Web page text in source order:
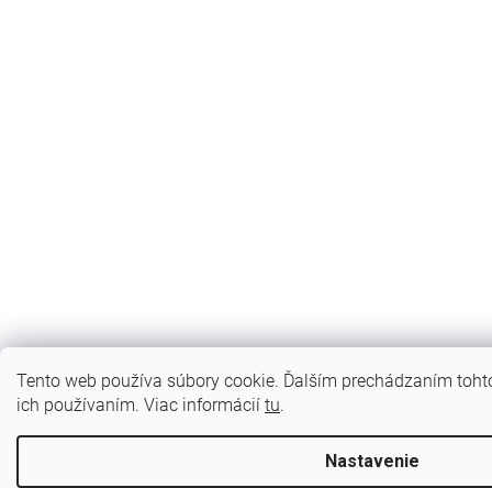
Tento web používa súbory cookie. Ďalším prechádzaním
ich používaním. Viac informácií tu.
Nastavenie